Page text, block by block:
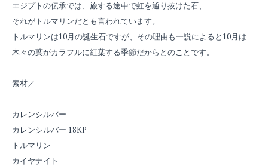
エジプトの伝承では、旅する途中で虹を通り抜けた石、
それがトルマリンだとも言われています。
トルマリンは10月の誕生石ですが、その理由も一説によると10月は
木々の葉がカラフルに紅葉する季節だからとのことです。
素材／
カレンシルバー
カレンシルバー 18KP
トルマリン
カイヤナイト